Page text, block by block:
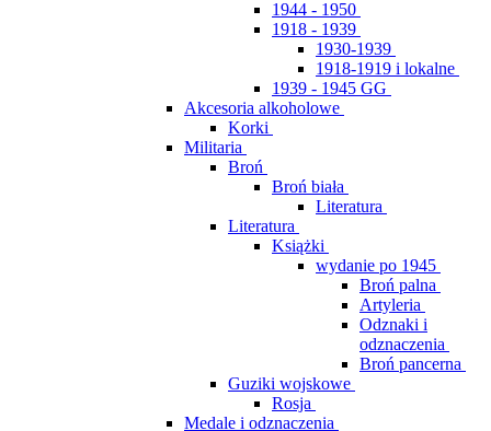
1944 - 1950
1918 - 1939
1930-1939
1918-1919 i lokalne
1939 - 1945 GG
Akcesoria alkoholowe
Korki
Militaria
Broń
Broń biała
Literatura
Literatura
Książki
wydanie po 1945
Broń palna
Artyleria
Odznaki i
odznaczenia
Broń pancerna
Guziki wojskowe
Rosja
Medale i odznaczenia